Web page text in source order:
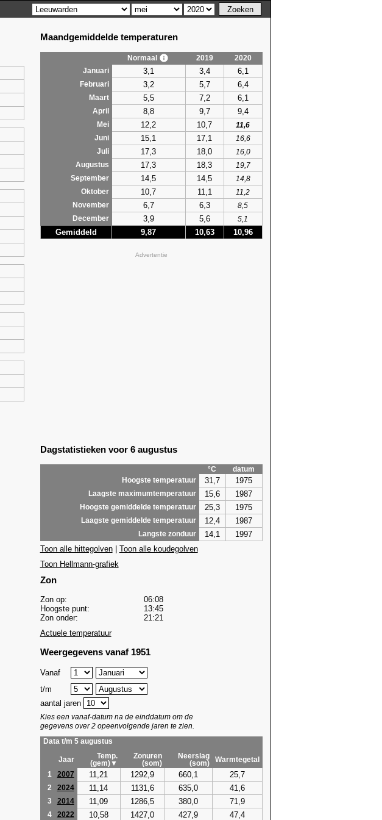
Maandgemiddelde temperaturen
Normaal 2019
2020
Januari
3,1 3,4 6,1
Februari 3,2 5,7 6,4
Maart 5,5 7,2 6,1
April 8,8 9,7 9,4
Mei 12,2 10,7
11,6
Juni
15,1 17,1
16,6
Juli
17,3 18,0
16,0
Augustus
17,3 18,3
19,7
September
14,5 14,5
14,8
Oktober
10,7 11,1
11,2
November
6,7 6,3
8,5
December
3,9 5,6 5,1
Gemiddeld 9,87 10,63 10,96
Advertentie
Dagstatistieken voor 6 augustus
°C
datum
Hoogste temperatuur
31,7 1975
Laagste maximumtemperatuur 15,6 1987
Hoogste gemiddelde temperatuur 25,3 1975
Laagste gemiddelde temperatuur 12,4 1987
Langste zonduur 14,1
1997
Toon alle hittegolven| Toon alle koudegolven
Toon Hellmann-grafiek
Zon
Zon op:
06:08
Hoogste punt:
13:45
Zon onder:
21:21
Actuele temperatuur
Weergegevens vanaf 1951
Vanaf
t/m
aantal jaren
Kies een vanaf-datum na de einddatum om de
gegevens over 2 opeenvolgende jaren te zien.
Data t/m 5 augustus
Jaar
Temp.
(gem)▼
Zonuren
(som)
Neerslag
(som)
Warmtegetal
1
2007 11,21 1292,9 660,1 25,7
2 2024 11,14 1131,6 635,0 41,6
3 2014 11,09 1286,5 380,0 71,9
4 2022 10,58 1427,0 427,9 47,4